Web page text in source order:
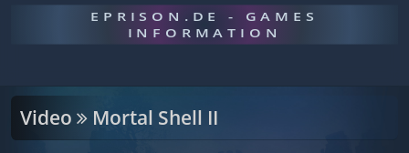
EPRISON.DE - GAMES
INFORMATION
Video Mortal Shell II